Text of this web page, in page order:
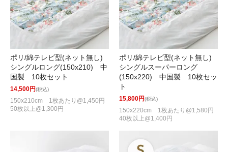
ポリ/綿テレビ型(ネット無し)
シングルロング(150x210) 中
国製 10枚セット
14,500円(税込)
150x210cm 1枚あたり@1,450円
50枚以上@1,300円
ポリ/綿テレビ型(ネット無し)
シングルスーパーロング
(150x220) 中国製 10枚セッ
ト
15,800円(税込)
150x220cm 1枚あたり@1,580円
40枚以上@1,400円